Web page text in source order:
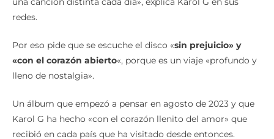
redes.
Por eso pide que se escuche el disco «sin prejuicio» y
«con el corazón abierto«, porque es un viaje «profundo y
lleno de nostalgia».
Un álbum que empezó a pensar en agosto de 2023 y que
Karol G ha hecho «con el corazón llenito del amor» que
recibió en cada país que ha visitado desde entonces.